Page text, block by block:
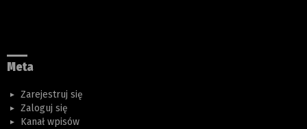
Meta
Zarejestruj się
Zaloguj się
Kanał wpisów